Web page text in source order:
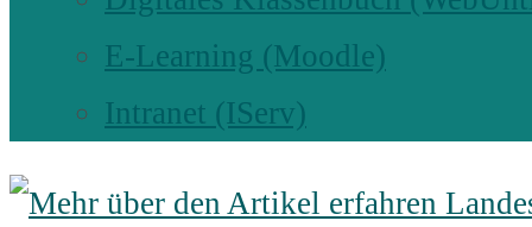
E-Learning (Moodle)
Intranet (IServ)